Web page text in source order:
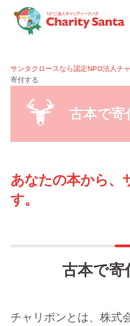
サンタクロースなら認定NPO法人チ
寄付する
古本で寄
あなたの本から、
す。
古本で寄
チャリボンとは、株式